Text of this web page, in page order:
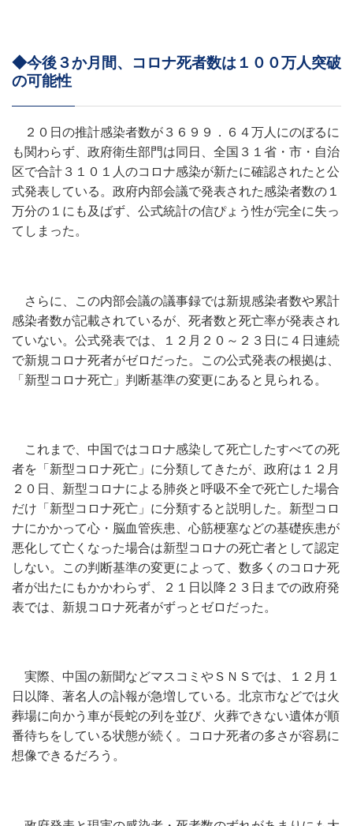
◆今後３か月間、コロナ死者数は１００万人突破
の可能性
２０日の推計感染者数が３６９９．６４万人にのぼるに
も関わらず、政府衛生部門は同日、全国３１省・市・自治
区で合計３１０１人のコロナ感染が新たに確認されたと公
式発表している。政府内部会議で発表された感染者数の１
万分の１にも及ばず、公式統計の信ぴょう性が完全に失っ
てしまった。
さらに、この内部会議の議事録では新規感染者数や累計
感染者数が記載されているが、死者数と死亡率が発表され
ていない。公式発表では、１２月２０～２３日に４日連続
で新規コロナ死者がゼロだった。この公式発表の根拠は、
「新型コロナ死亡」判断基準の変更にあると見られる。
これまで、中国ではコロナ感染して死亡したすべての死
者を「新型コロナ死亡」に分類してきたが、政府は１２月
２０日、新型コロナによる肺炎と呼吸不全で死亡した場合
だけ「新型コロナ死亡」に分類すると説明した。新型コロ
ナにかかって心・脳血管疾患、心筋梗塞などの基礎疾患が
悪化して亡くなった場合は新型コロナの死亡者として認定
しない。この判断基準の変更によって、数多くのコロナ死
者が出たにもかかわらず、２１日以降２３日までの政府発
表では、新規コロナ死者がずっとゼロだった。
実際、中国の新聞などマスコミやＳＮＳでは、１２月１
日以降、著名人の訃報が急増している。北京市などでは火
葬場に向かう車が長蛇の列を並び、火葬できない遺体が順
番待ちをしている状態が続く。コロナ死者の多さが容易に
想像できるだろう。